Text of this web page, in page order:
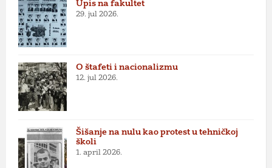
Upis na fakultet
29. jul 2026.
O štafeti i nacionalizmu
12. jul 2026.
Šišanje na nulu kao protest u tehničkoj
školi
1. april 2026.